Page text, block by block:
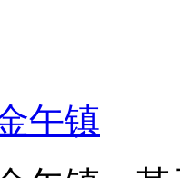
午镇